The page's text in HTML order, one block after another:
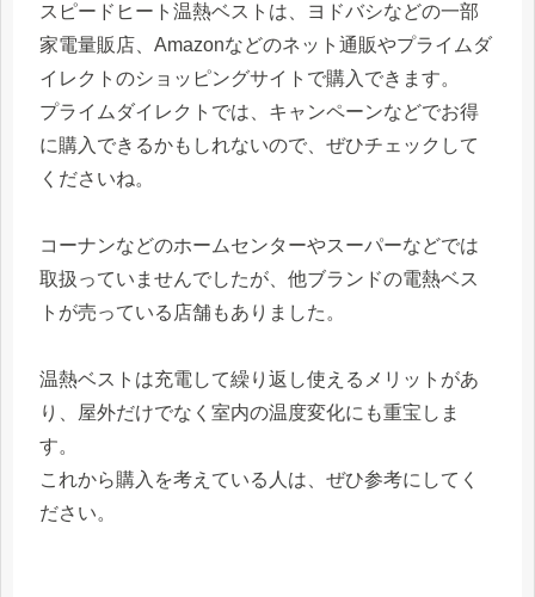
スピードヒート温熱ベストは、ヨドバシなどの一部
家電量販店、Amazonなどのネット通販やプライムダ
イレクトのショッピングサイトで購入できます。
プライムダイレクトでは、キャンペーンなどでお得
に購入できるかもしれないので、ぜひチェックして
くださいね。
コーナンなどのホームセンターやスーパーなどでは
取扱っていませんでしたが、他ブランドの電熱ベス
トが売っている店舗もありました。
温熱ベストは充電して繰り返し使えるメリットがあ
り、屋外だけでなく室内の温度変化にも重宝しま
す。
これから購入を考えている人は、ぜひ参考にしてく
ださい。